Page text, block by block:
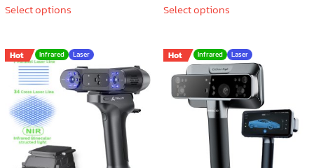
Select optionsproduct
variants.
The
options
may
chosen
on
Select optionsproduct
variants.
The
options
may
chosen
on
Hot Infrared Laser Hot Infrared Laser